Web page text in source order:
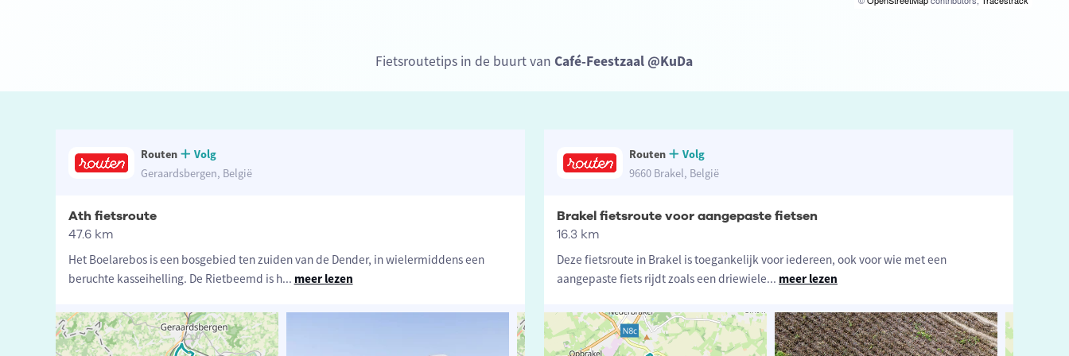
Fietsroutetips in de buurt van Café-Feestzaal @KuDa
Routen
Volg
Geraardsbergen, België
Ath fietsroute
47.6 km
Het Boelarebos is een bosgebied ten zuiden van de Dender, in wielermiddens een
beruchte kasseihelling. De Rietbeemd is h... meer lezen
Routen
Volg
9660 Brakel, België
Brakel fietsroute voor aangepaste fietsen
16.3 km
Deze fietsroute in Brakel is toegankelijk voor iedereen, ook voor wie met een
aangepaste fiets rijdt zoals een driewiele... meer lezen